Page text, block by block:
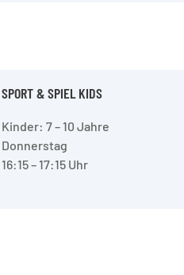
SPORT & SPIEL KIDS
Kinder: 7 – 10 Jahre
Donnerstag
16:15 – 17:15 Uhr